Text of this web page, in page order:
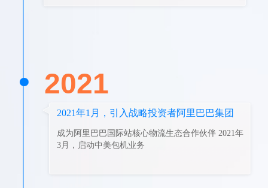
2021
2021年1月，引入战略投资者阿里巴巴集团
成为阿里巴巴国际站核心物流生态合作伙伴 2021年
3月，启动中美包机业务